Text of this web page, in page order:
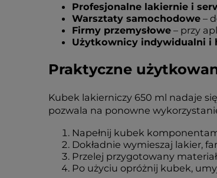
Profesjonalne lakiernie i
Warsztaty samochodowe –
Firmy przemysłowe – przy
Użytkownicy indywidualni i
Praktyczne
Kubek lakierniczy 650 ml nadaje
pozwala na ponowne
Napełnij kubek
Dokładnie wymieszaj lakier,
Przelej przygotowany
Po użyciu opróżnij kubek,